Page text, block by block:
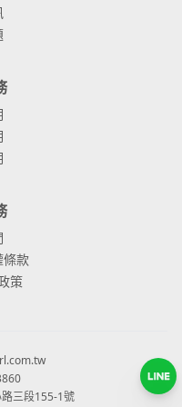
條款
策
三段155-1號